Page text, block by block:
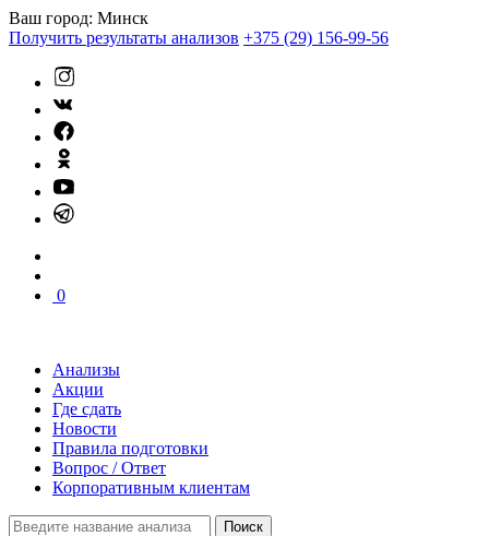
Ваш город: Минск
Получить результаты анализов +375 (29) 156-99-56
0
Анализы
Акции
Где сдать
Новости
Правила подготовки
Вопрос / Ответ
Корпоративным клиентам
Поиск